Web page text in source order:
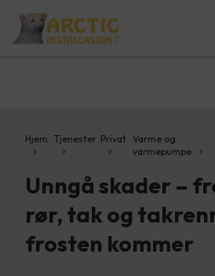
Hjem Tjenester Privat Varme og
varmepumpe
Unngå skader –
rør, tak og
frosten kommer